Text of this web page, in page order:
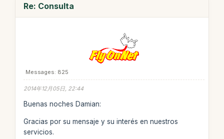
Re: Consulta
Messages: 825
2014年12月05日, 22:44
Buenas noches Damian:
Gracias por su mensaje y su interés en nuestros
servicios.